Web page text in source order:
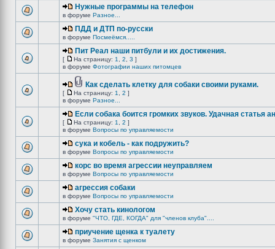
Нужные программы на телефон
в форуме Разное...
ПДД и ДТП по-русски
в форуме Посмеёмся.....
Пит Реал наши питбули и их достижения.
[ На страницу: 1 2 3 ]
в форуме Фотографии наших питомцев
Как сделать клетку для собаки своими руками.
[ На страницу: 1 2 ]
в форуме Разное...
Если собака боится громких звуков. Удачная статья
[ На страницу: 1 2 ]
в форуме Вопросы по управляемости
сука и кобель - как подружить?
в форуме Вопросы по управляемости
корс во время агрессии неуправляем
в форуме Вопросы по управляемости
агрессия собаки
в форуме Вопросы по управляемости
Хочу стать кинологом
в форуме "ЧТО, ГДЕ, КОГДА" для "членов клуба"....
приучение щенка к туалету
в форуме Занятия с щенком